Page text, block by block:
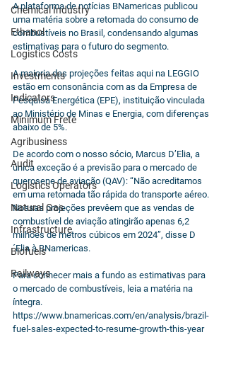
Chemical Industry
Ethanol
Logistics Costs
Investments
Indicators
Minimum Frete
Agribusiness
Audit
Logistics Operators
Natural Gas
Infrastructure
Biofuels
Railways
A plataforma de notícias BNamericas publicou
uma matéria sobre a retomada do consumo de
combustíveis no Brasil, condensando algumas
estimativas para o futuro do segmento.
A maioria das projeções feitas aqui na LEGGIO
estão em consonância com as da Empresa de
Pesquisa Energética (EPE), instituição vinculada
ao Ministério de Minas e Energia, com diferenças
abaixo de 5%.
De acordo com o nosso sócio, Marcus D’Elia, a
única exceção é a previsão para o mercado de
querosene de aviação (QAV): “Não acreditamos
em uma retomada tão rápida do transporte aéreo.
Nossas projeções prevêem que as vendas de
combustível de aviação atingirão apenas 6,2
milhões de metros cúbicos em 2024”, disse D
´Elia à BNamericas.
Para conhecer mais a fundo as estimativas para
o mercado de combustíveis, leia a matéria na
íntegra.
https://www.bnamericas.com/en/analysis/brazil-
fuel-sales-expected-to-resume-growth-this-year